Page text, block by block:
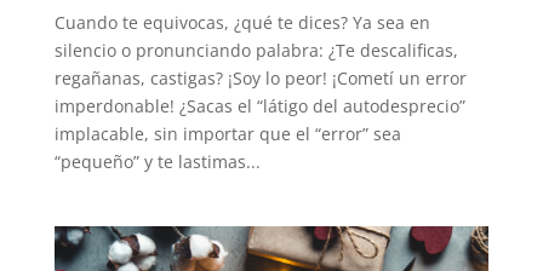
Cuando te equivocas, ¿qué te dices? Ya sea en
silencio o pronunciando palabra: ¿Te descalificas,
regañanas, castigas? ¡Soy lo peor! ¡Cometí un error
imperdonable! ¿Sacas el “látigo del autodesprecio”
implacable, sin importar que el “error” sea
“pequeño” y te lastimas...